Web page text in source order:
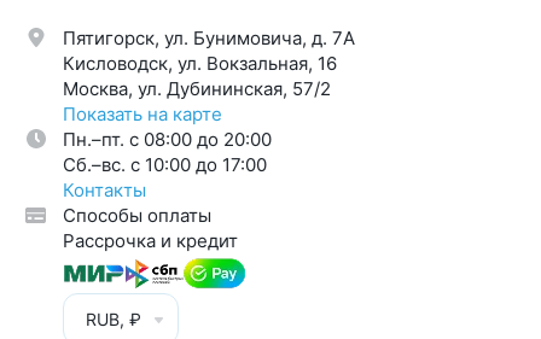
Пятигорск, ул. Бунимовича, д. 7A
Кисловодск, ул. Вокзальная, 16
Москва, ул. Дубининская, 57/2
Показать на карте
Пн.–пт. с 08:00 до 20:00
Cб.–вс. с 10:00 до 17:00
Контакты
Способы оплаты
Рассрочка и кредит
RUB, ₽